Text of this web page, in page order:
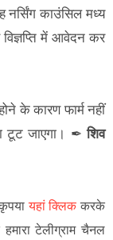
नर्सिंग काउंसिल मध्य
में आवेदन कर
के कारण फार्म नहीं
टूट जाएगा। ✒शिव
यहां क्लिक करके
टेलीग्राम चैनल